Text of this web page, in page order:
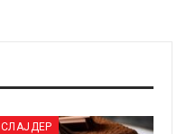
СЛАЈДЕР